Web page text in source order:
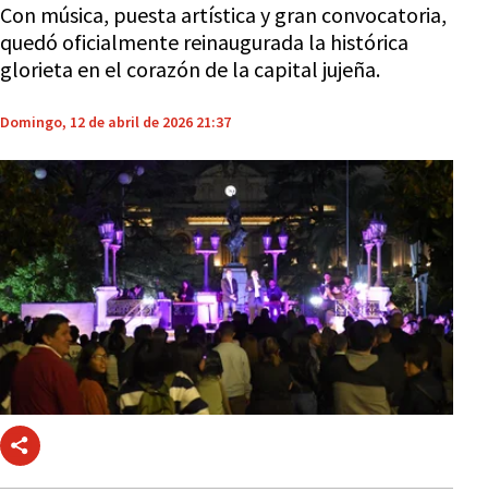
Con música, puesta artística y gran convocatoria,
quedó oficialmente reinaugurada la histórica
glorieta en el corazón de la capital jujeña.
Domingo, 12 de abril de 2026 21:37